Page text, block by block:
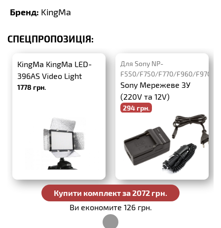
Бренд: KingMa
СПЕЦПРОПОЗИЦІЯ:
KingMa KingMa LED-
396AS Video Light
1778 грн.
Для Sony NP-
F550/F750/F770/F960/F970
Sony Мережеве ЗУ
(220V та 12V)
294 грн.
420 грн.
Купити комплект за 2072 грн.
Ви економите 126 грн.